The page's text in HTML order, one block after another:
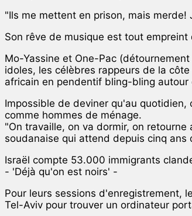
"Ils me mettent en prison, mais
Son rêve de musique est tout
Mo-Yassine et One-Pac
idoles, les célèbres rappeurs de la
africain en pendentif bling-bling autour
Impossible de deviner qu'au
comme hommes de ménage.
"On travaille, on va dormir, on
soudanaise qui attend depuis cinq
Israël compte 53.000 immigrants
- 'Déjà qu'on est noirs' -
Pour leurs sessions d'enregistrement,
Tel-Aviv pour trouver un ordinateur